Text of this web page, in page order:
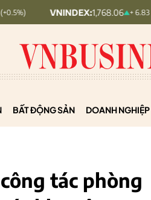
1,768.06 + 6.83 (+0.39%)
BẤT ĐỘNG SẢN DOANH NGHIỆP
tác phòng